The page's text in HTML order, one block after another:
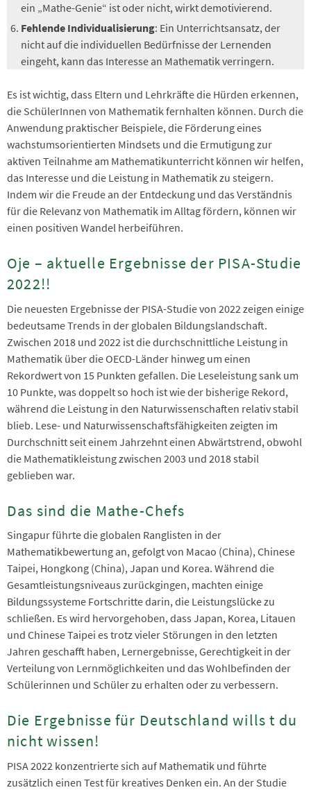
ein „Mathe-Genie“ ist oder nicht, wirkt demotivierend.
Fehlende Individualisierung: Ein Unterrichtsansatz, der
nicht auf die individuellen Bedürfnisse der Lernenden
eingeht, kann das Interesse an Mathematik verringern.
Es ist wichtig, dass Eltern und Lehrkräfte die Hürden erkennen,
die SchülerInnen von Mathematik fernhalten können. Durch die
Anwendung praktischer Beispiele, die Förderung eines
wachstumsorientierten Mindsets und die Ermutigung zur
aktiven Teilnahme am Mathematikunterricht können wir helfen,
das Interesse und die Leistung in Mathematik zu steigern.
Indem wir die Freude an der Entdeckung und das Verständnis
für die Relevanz von Mathematik im Alltag fördern, können wir
einen positiven Wandel herbeiführen.
Oje – aktuelle Ergebnisse der PISA-Studie
2022!!
Die neuesten Ergebnisse der PISA-Studie von 2022 zeigen einige
bedeutsame Trends in der globalen Bildungslandschaft.
Zwischen 2018 und 2022 ist die durchschnittliche Leistung in
Mathematik über die OECD-Länder hinweg um einen
Rekordwert von 15 Punkten gefallen. Die Leseleistung sank um
10 Punkte, was doppelt so hoch ist wie der bisherige Rekord,
während die Leistung in den Naturwissenschaften relativ stabil
blieb. Lese- und Naturwissenschaftsfähigkeiten zeigten im
Durchschnitt seit einem Jahrzehnt einen Abwärtstrend, obwohl
die Mathematikleistung zwischen 2003 und 2018 stabil
geblieben war.
Das sind die Mathe-Chefs
Singapur führte die globalen Ranglisten in der
Mathematikbewertung an, gefolgt von Macao (China), Chinese
Taipei, Hongkong (China), Japan und Korea. Während die
Gesamtleistungsniveaus zurückgingen, machten einige
Bildungssysteme Fortschritte darin, die Leistungslücke zu
schließen. Es wird hervorgehoben, dass Japan, Korea, Litauen
und Chinese Taipei es trotz vieler Störungen in den letzten
Jahren geschafft haben, Lernergebnisse, Gerechtigkeit in der
Verteilung von Lernmöglichkeiten und das Wohlbefinden der
Schülerinnen und Schüler zu erhalten oder zu verbessern.
Die Ergebnisse für Deutschland wills t du
nicht wissen!
PISA 2022 konzentrierte sich auf Mathematik und führte
zusätzlich einen Test für kreatives Denken ein. An der Studie